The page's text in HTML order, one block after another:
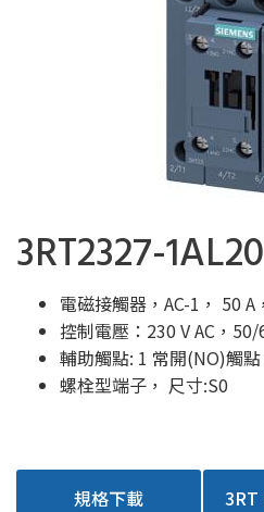
3RT2327-1AL20
電磁接觸器，AC-1， 50 A
控制電壓：230 V AC，50/
輔助觸點: 1 常開(NO)觸
螺栓型端子， 尺寸:S0
規格下載 3RT